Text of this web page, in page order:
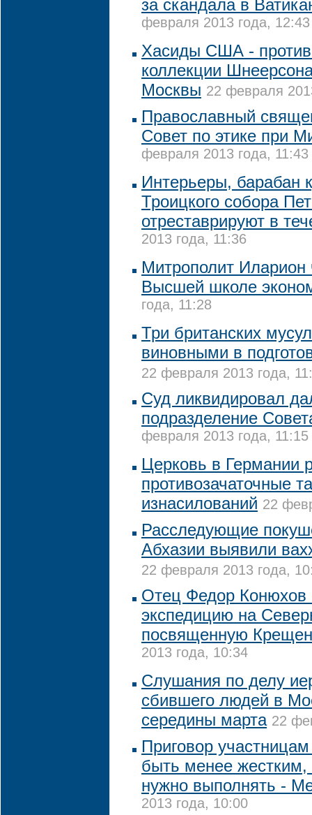
за скандала в
февраля 2013 года, 12:43
Хасиды США - против
коллекции
Москвы 22 февраля
Православный
Совет по этике при
февраля 2013 года, 11:43
Интерьеры, барабан
Троицкого собора
отреставрируют в
2013 года, 11:36
Митрополит Иларион
Высшей школе
года, 11:28
Три британских
виновными в
22 февраля 2013 года,
Суд ликвидировал
подразделение
февраля 2013 года, 11:15
Церковь в Германии
противозачаточные
изнасилований 22
Расследующие
Абхазии выявили
22 февраля 2013 года,
Отец Федор Конюхов
экспедицию на
посвященную
2013 года, 10:34
Слушания по делу
сбившего людей в
середины марта 22
Приговор
быть менее
нужно выполнять -
2013 года, 10:00